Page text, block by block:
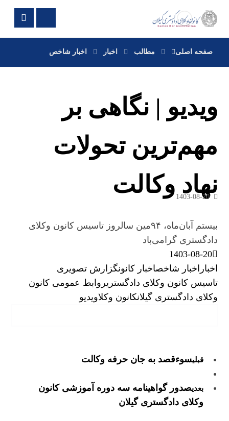
صفحه اصلی مطالب اخبار اخبار شاخص
ویدیو | نگاهی بر
مهم‌ترین تحولات
نهاد وکالت
1403-08-20
بیستم آبان‌ماه، ۹۴مین سالروز تاسیس کانون وکلای
دادگستری گرامی‌باد
1403-08-20
اخبار اخبار شاخصاخبار کانونگزارش تصویری
تاسیس کانون وکلای دادگستریروابط عمومی کانون
وکلای دادگستری گیلانکانون وکلاویدیو
قبلیسوءقصد به جان حرفه وکالت
بعدیصدور گواهینامه‌ سه دوره آموزشی کانون
وکلای دادگستری گیلان